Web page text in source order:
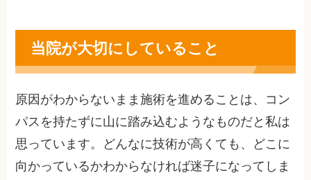
当院が大切にしていること
原因がわからないまま施術を進めることは、コン
パスを持たずに山に踏み込むようなものだと私は
思っています。どんなに技術が高くても、どこに
向かっているかわからなければ迷子になってしま